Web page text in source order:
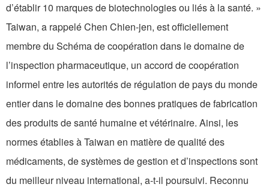
d’établir 10 marques de biotechnologies ou liés à la santé. »
Taiwan, a rappelé Chen Chien-jen, est officiellement
membre du Schéma de coopération dans le domaine de
l’inspection pharmaceutique, un accord de coopération
informel entre les autorités de régulation de pays du monde
entier dans le domaine des bonnes pratiques de fabrication
des produits de santé humaine et vétérinaire. Ainsi, les
normes établies à Taiwan en matière de qualité des
médicaments, de systèmes de gestion et d’inspections sont
du meilleur niveau international, a-t-il poursuivi. Reconnu